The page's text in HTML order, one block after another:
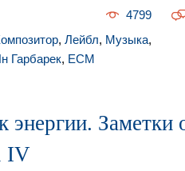
4799
, Лейбл, Музыка,
Гарбарек, ECM
энергии. Заметки
IV